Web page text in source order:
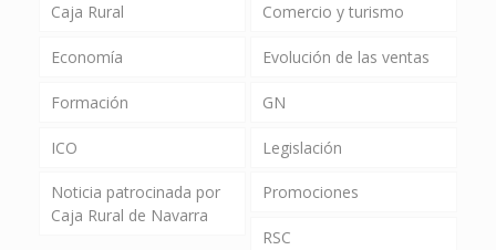
Caja Rural Comercio y turismo
Economía Evolución de las ventas
Formación GN
ICO Legislación
Noticia patrocinada por
Caja Rural de Navarra
Promociones
RSC